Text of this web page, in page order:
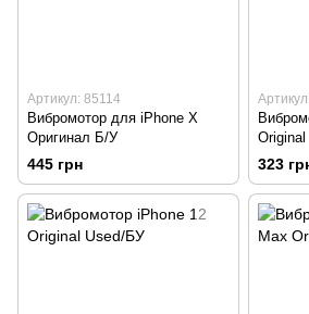
Артикул: 85114
Вибромотор для iPhone X
Оригинал Б/У
445 грн
Original
323